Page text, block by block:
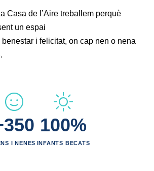
Casa de l’Aire treballem perquè
un espai
i felicitat, on cap nen o nena
I NENES
100%
INFANTS BECATS